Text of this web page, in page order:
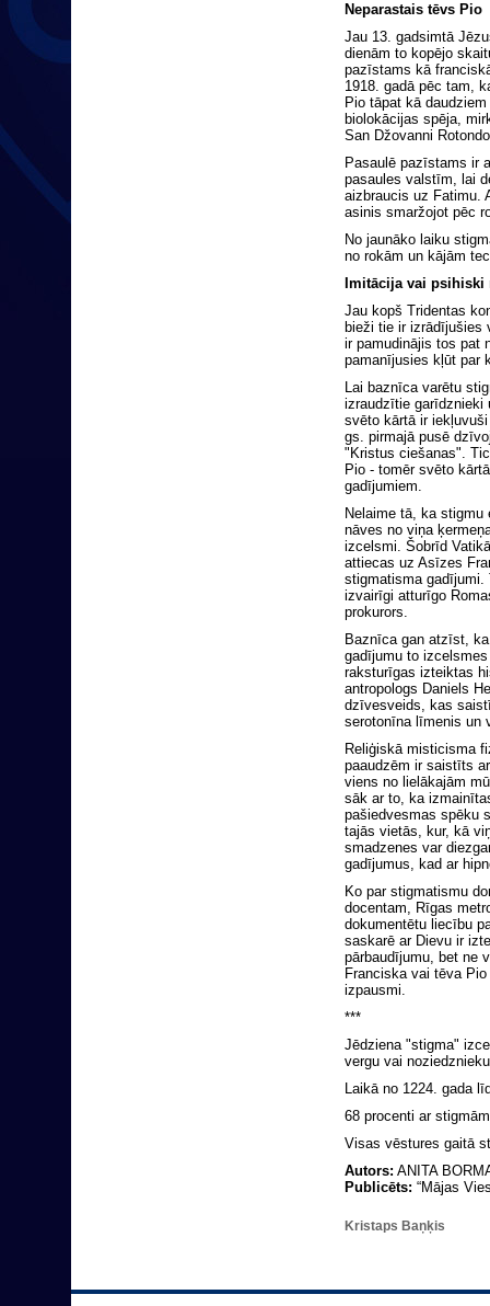
Neparastais tēvs Pio
Jau 13. gadsimtā
dienām to kopējo
pazīstams kā
1918. gadā pēc tam,
Pio tāpat kā
biolokācijas spēja,
San Džovanni
Pasaulē pazīstams ir
pasaules valstīm, lai
aizbraucis uz Fatimu.
asinis smaržojot pēc
No jaunāko laiku
no rokām un kājām
Imitācija vai
Jau kopš Tridentas
bieži tie ir izrādījušies
ir pamudinājis tos pat
pamanījusies kļūt par
Lai baznīca varētu
izraudzītie garīdznieki
svēto kārtā ir
gs. pirmajā pusē
"Kristus ciešanas".
Pio - tomēr svēto
gadījumiem.
Nelaime tā, ka
nāves no viņa
izcelsmi. Šobrīd
attiecas uz Asīzes
stigmatisma gadījumi.
izvairīgi atturīgo
prokurors.
Baznīca gan atzīst,
gadījumu to
raksturīgas izteiktas
antropologs Daniels
dzīvesveids, kas
serotonīna līmenis un
Reliģiskā misticisma
paaudzēm ir saistīts
viens no lielākajām
sāk ar to, ka
pašiedvesmas spēku
tajās vietās, kur, kā
smadzenes var
gadījumus, kad ar
Ko par stigmatismu
docentam, Rīgas
dokumentētu liecību
saskarē ar Dievu ir
pārbaudījumu, bet ne
Franciska vai tēva
izpausmi.
***
Jēdziena "stigma"
vergu vai
Laikā no 1224. gada
68 procenti ar
Visas vēstures gaitā
Autors: ANITA
Publicēts: “Mājas
Kristaps Baņķis